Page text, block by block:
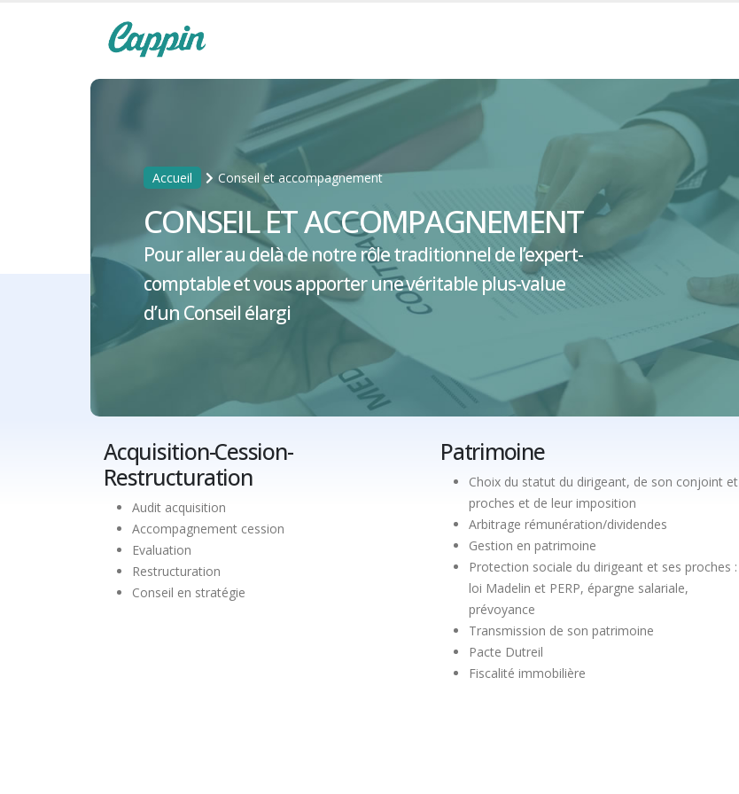
Accueil Conseil et accompagnement
CONSEIL ET ACCOMPAGNEMENT
Pour aller au delà de notre rôle traditionnel de l’expert-
comptable et vous apporter une véritable plus-value
d’un Conseil élargi
Acquisition-Cession-
Restructuration
Audit acquisition
Accompagnement cession
Evaluation
Restructuration
Conseil en stratégie
Patrimoine
Choix du statut du dirigeant, de son conjoint et
proches et de leur imposition
Arbitrage rémunération/dividendes
Gestion en patrimoine
Protection sociale du dirigeant et ses proches :
loi Madelin et PERP, épargne salariale,
prévoyance
Transmission de son patrimoine
Pacte Dutreil
Fiscalité immobilière